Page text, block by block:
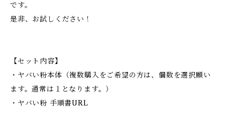
です。
是非、お試しください！
【セット内容】
・ヤバい粉本体（複数購入をご希望の方は、個数を選択願い
ます。通常は１となります。）
・ヤバい粉 手順書URL